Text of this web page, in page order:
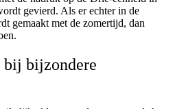
gevierd. Als er echter in de
gemaakt met de zomertijd, dan
bijzondere